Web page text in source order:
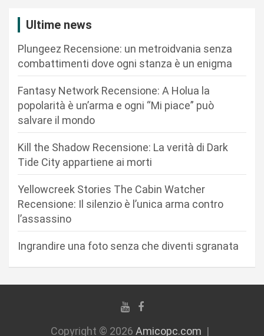
Ultime news
Plungeez Recensione: un metroidvania senza
combattimenti dove ogni stanza è un enigma
Fantasy Network Recensione: A Holua la
popolarità è un’arma e ogni “Mi piace” può
salvare il mondo
Kill the Shadow Recensione: La verità di Dark
Tide City appartiene ai morti
Yellowcreek Stories The Cabin Watcher
Recensione: Il silenzio è l’unica arma contro
l’assassino
Ingrandire una foto senza che diventi sgranata
Copyright © 2026 Amicopc.com